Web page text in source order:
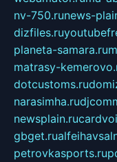
nv-750.runews-
dizfiles.ru
planeta-samara.ru
matrasy-
dotcustoms.ru
narasimha.ru
newsplain.ru
gbget.ru
petrovkasports.ru